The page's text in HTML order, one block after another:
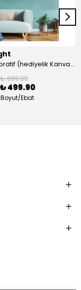
3d Dekoratif (hediyelik Kanvas Tablo)
₺ 699.00
₺ 499.90
Boyut/Ebat